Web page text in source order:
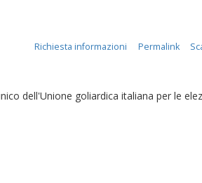
Richiesta informazioni Permalink
dell'Unione goliardica italiana per le